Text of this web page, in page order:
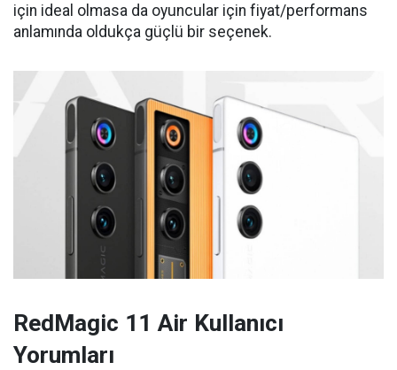
için ideal olmasa da oyuncular için fiyat/performans
anlamında oldukça güçlü bir seçenek.
RedMagic 11 Air Kullanıcı
Yorumları